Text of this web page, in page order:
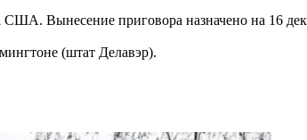
Вынесение приговора назначено на 16
(штат Делавэр).